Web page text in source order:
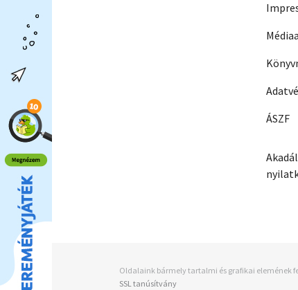
ÁSZF
Oldalaink bármely tartalmi és grafikai elemének
SSL tanúsítvány